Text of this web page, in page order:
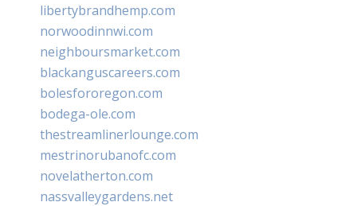
libertybrandhemp.com
norwoodinnwi.com
neighboursmarket.com
blackanguscareers.com
bolesfororegon.com
bodega-ole.com
thestreamlinerlounge.com
mestrinorubanofc.com
novelatherton.com
nassvalleygardens.net